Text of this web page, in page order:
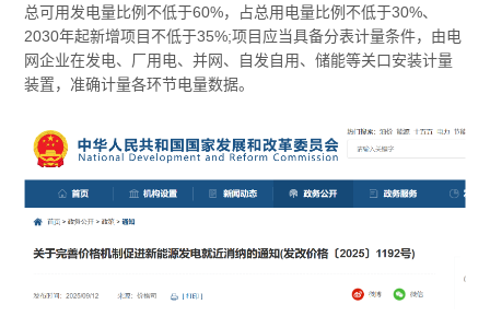
总可用发电量比例不低于60%，占总用电量比例不低于30%、
2030年起新增项目不低于35%;项目应当具备分表计量条件，由电
网企业在发电、厂用电、并网、自发自用、储能等关口安装计量
装置，准确计量各环节电量数据。